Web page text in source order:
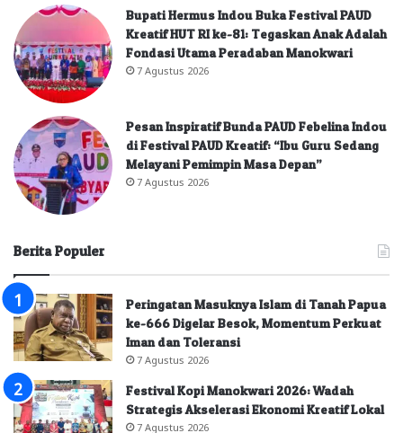
Bupati Hermus Indou Buka Festival PAUD
Kreatif HUT RI ke-81: Tegaskan Anak Adalah
Fondasi Utama Peradaban Manokwari
7 Agustus 2026
Pesan Inspiratif Bunda PAUD Febelina Indou
di Festival PAUD Kreatif: “Ibu Guru Sedang
Melayani Pemimpin Masa Depan”
7 Agustus 2026
Berita Populer
Peringatan Masuknya Islam di Tanah Papua
ke-666 Digelar Besok, Momentum Perkuat
Iman dan Toleransi
7 Agustus 2026
Festival Kopi Manokwari 2026: Wadah
Strategis Akselerasi Ekonomi Kreatif Lokal
7 Agustus 2026